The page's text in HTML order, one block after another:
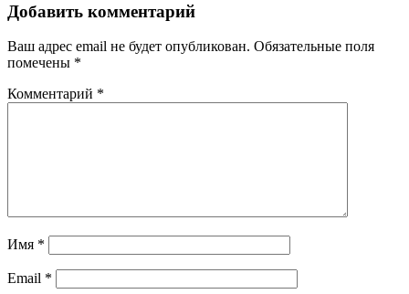
Добавить комментарий
Ваш адрес email не будет опубликован. Обязательные поля
помечены *
Комментарий *
Имя *
Email *